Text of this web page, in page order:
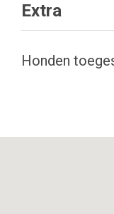
Extra
Honden